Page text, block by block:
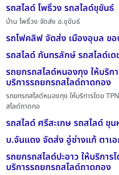
รถสไลด์ โพธิ์วง รถสไลด์ขุขันธ์
บ้าน โพธิ์วง จัดส่ง อ.ขุขันธ์
รถโฟคลิฟ จัดส่ง เมืองอุบล ข
รถสไลด์ กันทรลักษ์ รถสไลด์เ
รถยกรถสไลด์หนองกุง ให้บริก
บริการรถยกรถสไลด์ถาดกอง
รถยกรถสไลด์หนองกุง ให้บริการโดย
สไลด์ถาดกอ
รถสไลด์ ศรีสะเกษ รถสไลด์ ขุ
บ.จันแดง จัดส่ง อู่ช่างแก้ ตาเ
รถยกรถสไลด์ปะอาว ให้บริกา
บริการรถยกรถสไลด์ถาดกอง